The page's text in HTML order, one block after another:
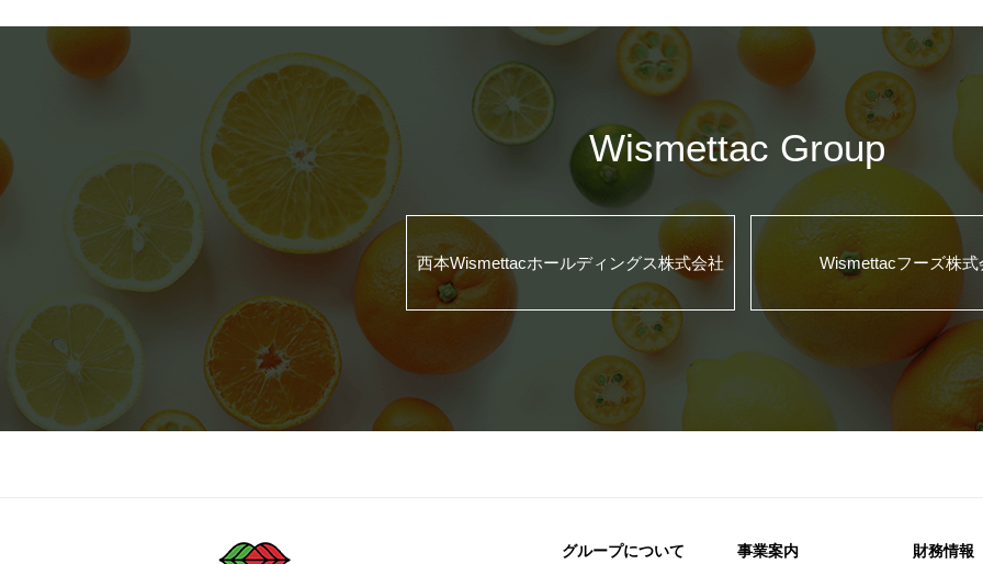
Wismettac Group
西本Wismettacホールディングス株式会社 Wismettacフーズ株式
グループについて 事業案内 財務情報